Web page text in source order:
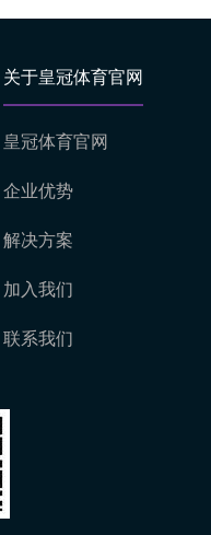
关于皇冠体育官网
皇冠体育官网
企业优势
解决方案
加入我们
联系我们